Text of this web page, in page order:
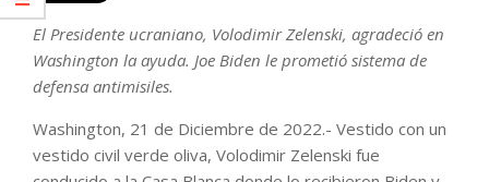
El Presidente ucraniano, Volodimir Zelenski, agradeció en
Washington la ayuda. Joe Biden le prometió sistema de
defensa antimisiles.
Washington, 21 de Diciembre de 2022.- Vestido con un
vestido civil verde oliva, Volodimir Zelenski fue